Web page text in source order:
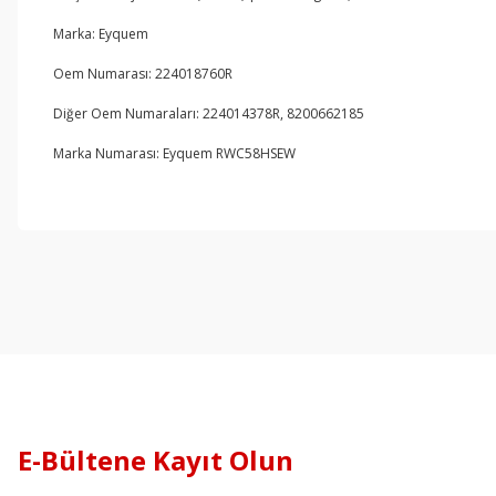
Marka: Eyquem
Oem Numarası: 224018760R
Diğer Oem Numaraları: 224014378R, 8200662185
Marka Numarası: Eyquem RWC58HSEW
E-Bültene Kayıt Olun